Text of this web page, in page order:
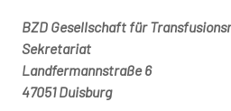
BZD Gesellschaft für
Sekretariat
Landfermannstraße 6
47051 Duisburg